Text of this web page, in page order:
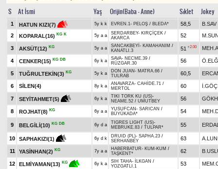
S At İsmi Yaş Orijin(Baba - Anne) Sıklet Jokey
1 HATUN KIZI(7) 5y k k EVREN.1- PELOŞ / BLEDA* 58,5
B.SAV
2
KOPARAL(16) KG K 5y a a SERDARBEY- KIRÇİÇEK /
AKARCA
52
3 AKSÜT(12) KG 5y a a SANCAKBEYİ - KAMAHANIM /
KANATLI.3
51 +2.00
4 CENKER(15) KG DB 6y k a SAVA- NECME.39 /
RÜZGAR.30
56
5 TUĞRULTEKİN(3) KG 5y k a DON JUAN - MATRA.66 /
TULRAB
60,5
6 SİLEN(4) 8y k a ANAVARZA- CAHİDE.71 /
MERTOL
60
7 SEYİTAHMET(5) 6y k a TIKI TORK KU (US)-
NEAME.52 / UMUTBEY 56
8 ROJHAT(8) KG 6y a a YUSUFCAN - SARICAN /
BÜYÜKADA*
54
9 BELGİLİ(10) KG DB 6y d a TIGRES LIGHT (US)-
MEBRUKE.83 / TULPAR* 55
10 SAPHAKIZI(1) 6y d k DRUID (PL)- SAPHA.23 /
SERHANBEY
63
11 YASİNHAN(2) KG 7y a a HABERBATUR- KUM-KUM /
TAŞKENT*
62
12 ELMİYAMAN(13) KG 6y k a SIH TAHA- İLKGAN /
YOZGATLI.1
53